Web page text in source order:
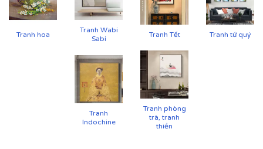
CHẤT LIỆU & CHẤT LƯỢNG TRANH PRINTEK
Tranh hoa
Tranh Wabi
Sabi
Tranh Tết Tranh tứ quý
Tranh
Indochine
Tranh phòng
trà, tranh
thiền